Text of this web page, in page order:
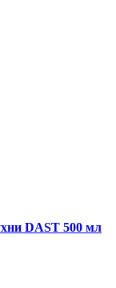
DAST 500 мл